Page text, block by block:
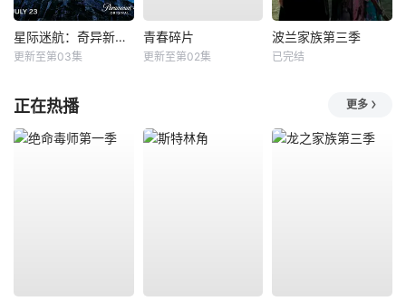
星际迷航：奇异新世界第四季
更新至第03集
青春碎片
更新至第02集
波兰家族第三季
已完结
正在热播 更多